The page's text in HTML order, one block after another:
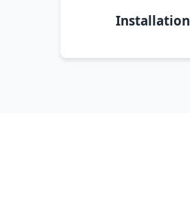
Installation